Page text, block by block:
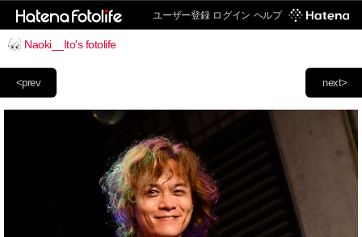
ユーザー登録 ログイン ヘルプ
Naoki__Ito's fotolife
next>
<prev